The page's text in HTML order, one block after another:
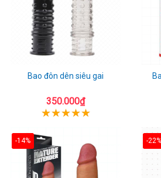
Bao đôn dên siêu gai
350.000₫
-14% -22%